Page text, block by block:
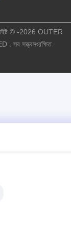
© -2026 OUTER
সত্ত্বসংরক্ষিত